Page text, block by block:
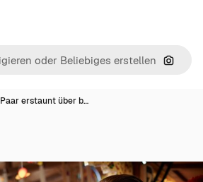
Nach
Paar erstaunt über b…